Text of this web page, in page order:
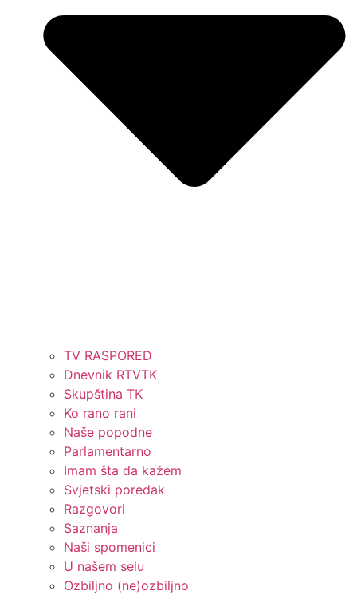
TV RASPORED
Dnevnik RTVTK
Skupština TK
Ko rano rani
Naše popodne
Parlamentarno
Imam šta da kažem
Svjetski poredak
Razgovori
Saznanja
Naši spomenici
U našem selu
Ozbiljno (ne)ozbiljno